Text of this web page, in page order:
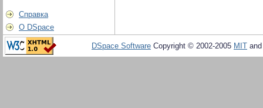
Справка
О DSpace
DSpace Software Copyright © 2002-2005 MIT